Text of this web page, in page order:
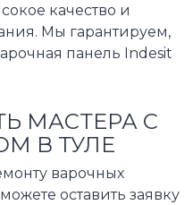
качество и
Мы гарантируем,
панель Indesit
МАСТЕРА С
В ТУЛЕ
варочных
оставить заявку